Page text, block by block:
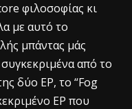
φιλοσοφίας κι
με αυτό το
μπάντας μάς
από το
δύο EP, το “Fog
EP που